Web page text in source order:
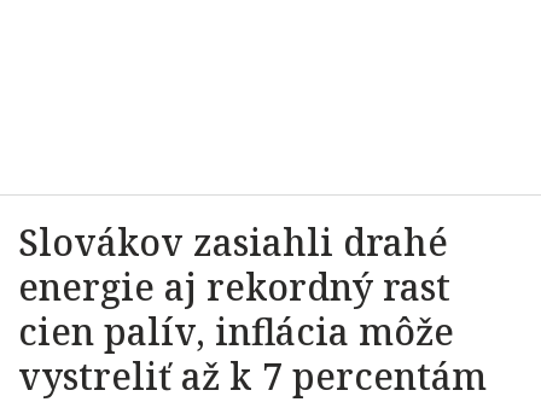
Slovákov zasiahli drahé
energie aj rekordný rast
cien palív, inflácia môže
vystreliť až k 7 percentám